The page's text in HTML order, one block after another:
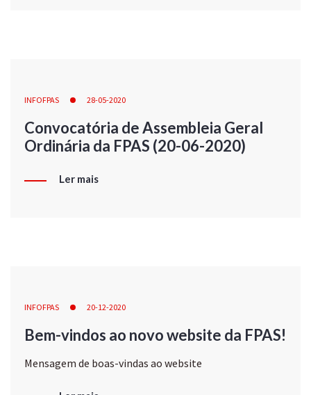
INFOFPAS 28-05-2020
Convocatória de Assembleia Geral
Ordinária da FPAS (20-06-2020)
Ler mais
INFOFPAS 20-12-2020
Bem-vindos ao novo website da FPAS!
Mensagem de boas-vindas ao website